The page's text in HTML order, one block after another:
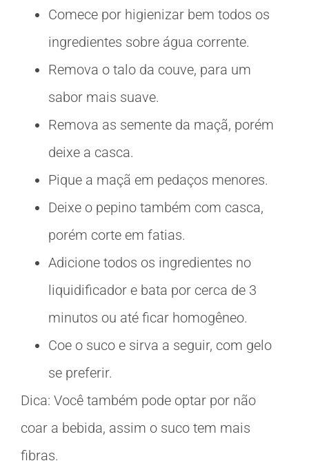
Comece por higienizar bem todos os
ingredientes sobre água corrente.
Remova o talo da couve, para um
sabor mais suave.
Remova as semente da maçã, porém
deixe a casca.
Pique a maçã em pedaços menores.
Deixe o pepino também com casca,
porém corte em fatias.
Adicione todos os ingredientes no
liquidificador e bata por cerca de 3
minutos ou até ficar homogêneo.
Coe o suco e sirva a seguir, com gelo
se preferir.
Dica: Você também pode optar por não
coar a bebida, assim o suco tem mais
fibras.